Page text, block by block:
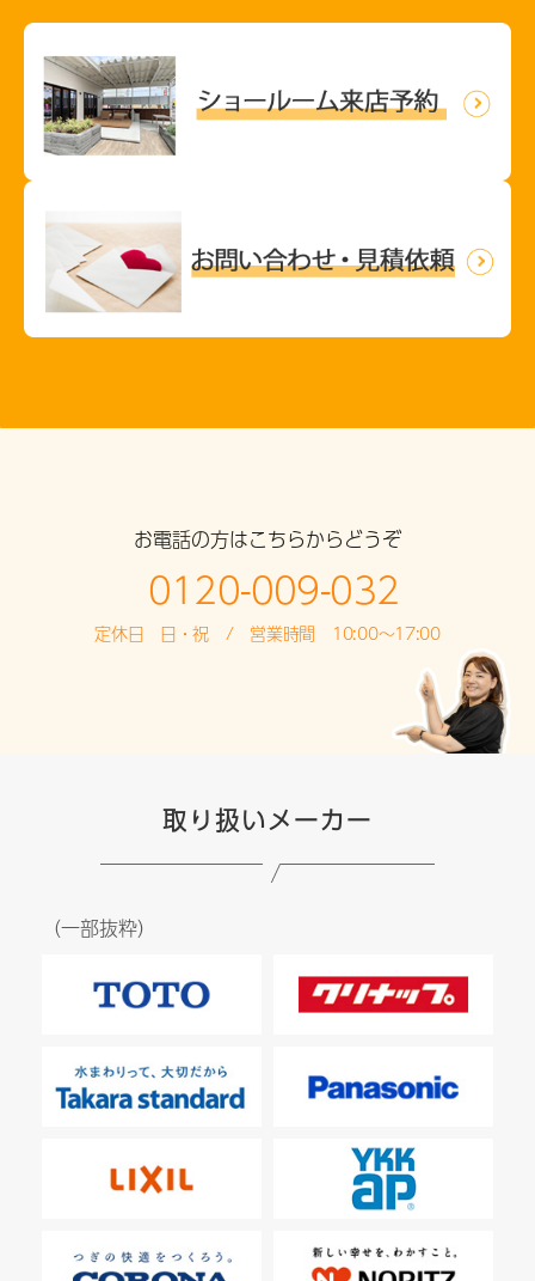
お電話の方はこちらからどうぞ
0120-009-032
定休日 日・祝 / 営業時間 10:00～17:00
取り扱いメーカー
（一部抜粋）